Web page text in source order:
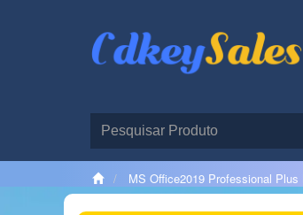
MS Office2019 Professional Plus